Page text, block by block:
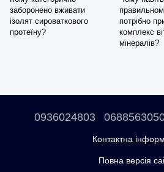
заборонено вживати
ізолят сироваткового
протеїну?
потрібно
комплекс
мінералів?
0936024803
Контактна
Повна версія